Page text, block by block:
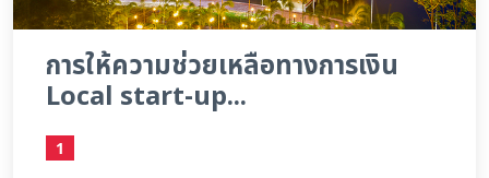
การให้ความช่วยเหลือทางการเงิน
Local start-up...
1